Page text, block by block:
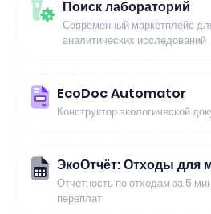
Поиск лабораторий
Современный маркетплейс
аналитических исследований
EcoDoc Automator
Конструктор экологической
ЭкоОтчёт: Отходы для
Отчётность по отходам за 5
переплат